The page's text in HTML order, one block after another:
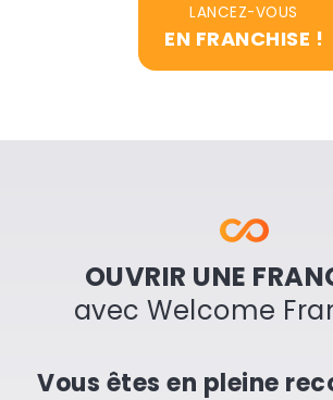
LANCEZ-VOUS
EN FRANCHISE !
OUVRIR UNE
avec Welcome
Vous êtes en pleine